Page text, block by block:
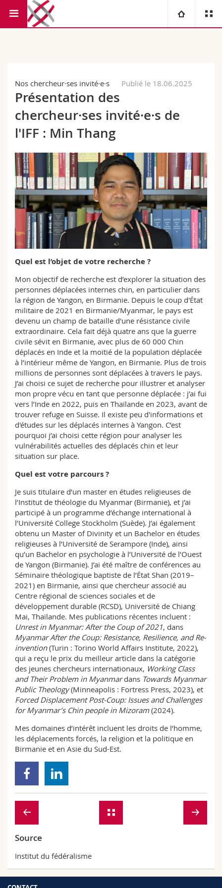
Campus
Recherche
Formation continue
Théologie
Droit
Lettres et sciences humaines
Sciences de l'éducation et de la formation
Sciences et médecine
Vous êtes
Futurs étudiants
Médias
Chercheurs
Collaborateurs
Ressources
Plan d'accès
Bibliothèques
Webmail
Programme des cours
MyUnifr
Nos chercheur·ses invité·e·s Publié le 18.06.2025
Présentation des
chercheur·ses invité·e·s de
l'IFF : Min Thang
Quel est l’objet de votre recherche ?
Mon objectif de recherche est d’explorer la situation des
personnes déplacées internes chin, en particulier dans
la région de Yangon, en Birmanie. Depuis le coup d'État
militaire de 2021 en Birmanie/Myanmar, le pays est
devenu un champ de bataille d'une résistance civile
extraordinaire. Cela fait déjà quatre ans que la guerre
civile sévit en Birmanie, avec plus de 60 000 Chin
déplacés en Inde et la moitié de la population déplacée
à l’intérieur même de Yangon, en Birmanie. Plus de trois
millions de personnes sont déplacées à travers le pays.
J’ai choisi ce sujet de recherche pour illustrer et analyser
mon propre vécu en tant que personne déplacée : j’ai fui
vers l’Inde en 2022, puis en Thaïlande en 2023, avant de
trouver refuge en Suisse. Il existe peu d'informations et
d'études sur les déplacés internes à Yangon. C’est
pourquoi j’ai choisi cette région pour analyser les
vulnérabilités actuelles des déplacés chin et leur
situation sur place.
Quel est votre parcours ?
Je suis titulaire d’un master en études religieuses de
l’Institut de théologie du Myanmar (Birmanie), et j’ai
participé à un programme d’échange international à
l’Université College Stockholm (Suède). J’ai également
obtenu un Master of Divinity et un Bachelor en études
religieuses à l’Université de Serampore (Inde), ainsi
qu’un Bachelor en psychologie à l’Université de l’Ouest
de Yangon (Birmanie). J’ai été maître de conférences au
Séminaire théologique baptiste de l’État Shan (2019–
2021) en Birmanie, ainsi que chercheur associé au
Centre régional de sciences sociales et de
développement durable (RCSD), Université de Chiang
Mai, Thaïlande. Mes publications récentes incluent :
Unrest in Myanmar: After the Coup of 2021, dans
Myanmar After the Coup: Resistance, Resilience, and Re-
invention(Turin : Torino World Affairs Institute, 2022),
qui a reçu le prix du meilleur article dans la catégorie
des jeunes chercheurs internationaux, Working Class
and Their Problem in Myanmardans Towards Myanmar
Public Theology(Minneapolis : Fortress Press, 2023), et
Forced Displacement Post-Coup: Issues and Challenges
for Myanmar’s Chin people in Mizoram(2024).
Mes domaines d’intérêt incluent les droits de l’homme,
les déplacements forcés, la religion et la politique en
Birmanie et en Asie du Sud-Est.
Source
Institut du fédéralisme